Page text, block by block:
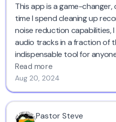
This app is a game-
time I spend cleaning up
noise reduction capabilities,
audio tracks in a fraction of
indispensable tool for
Read more
Aug 20, 2024
Pastor Steve